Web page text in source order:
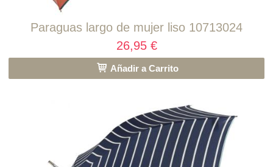
Paraguas largo de mujer liso 10713024
26,95 €
Añadir a Carrito